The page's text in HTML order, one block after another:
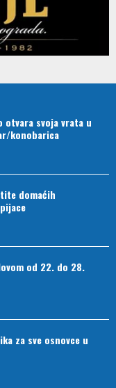
otvara svoja vrata u
konobarica
domaćih
od 22. do 28.
za sve osnovce u